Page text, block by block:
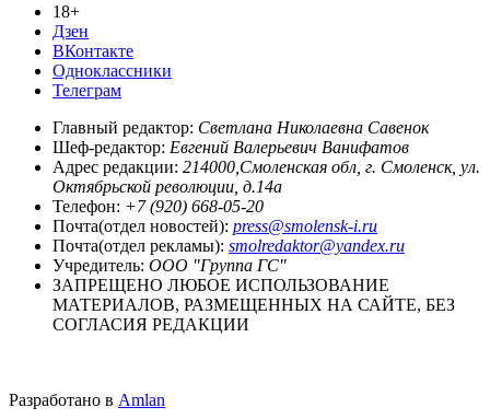
18+
Дзен
ВКонтакте
Одноклассники
Телеграм
Главный редактор: Светлана Николаевна Савенок
Шеф-редактор: Евгений Валерьевич Ванифатов
Адрес редакции: 214000,Смоленская обл, г. Смоленск, ул.
Октябрьской революции, д.14а
Телефон: +7 (920) 668-05-20
Почта(отдел новостей): press@smolensk-i.ru
Почта(отдел рекламы): smolredaktor@yandex.ru
Учредитель: ООО "Группа ГС"
ЗАПРЕЩЕНО ЛЮБОЕ ИСПОЛЬЗОВАНИЕ
МАТЕРИАЛОВ, РАЗМЕЩЕННЫХ НА САЙТЕ, БЕЗ
СОГЛАСИЯ РЕДАКЦИИ
Разработано в Amlan